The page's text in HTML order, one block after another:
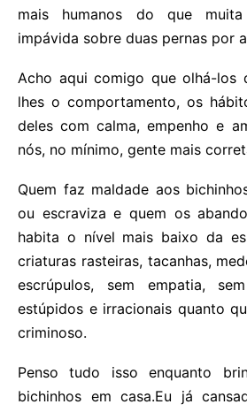
mais humanos do que
impávida sobre duas pernas por
Acho aqui comigo que olhá-los
lhes o comportamento, os
deles com calma, empenho e
nós, no mínimo, gente mais
Quem faz maldade aos
ou escraviza e quem os
habita o nível mais baixo da
criaturas rasteiras, tacanhas,
escrúpulos, sem empatia,
estúpidos e irracionais quanto
criminoso.
Penso tudo isso enquanto
bichinhos em casa.Eu já